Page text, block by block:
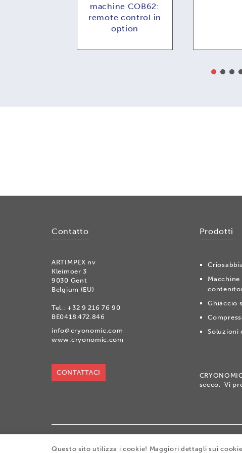
machine COB62:
remote control in
option
Contatto
ARTIMPEX nv
Kleimoer 3
9030 Gent
Belgium (EU)
Tel.: +32 9 216 76 90
BE0418.472.846
info@cryonomic.com
www.cryonomic.com
CONTATTACI
Prodotti
Ghiaccio
Soluzioni
secco. Vi
|
General sales conditions
Questo sito utilizza i cookie! Maggiori dettagli sui